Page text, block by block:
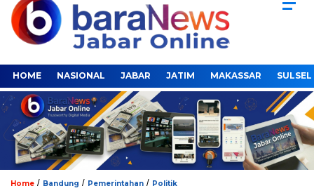
HOME NASIONAL JABAR JATIM MAKASSAR SULSEL
Home / Bandung / Pemerintahan / Politik